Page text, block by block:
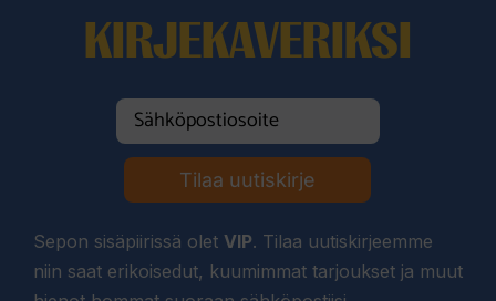
KIRJEKAVERIKSI
Tilaa uutiskirje
Sepon sisäpiirissä olet VIP. Tilaa uutiskirjeemme
niin saat erikoisedut, kuumimmat tarjoukset ja muut